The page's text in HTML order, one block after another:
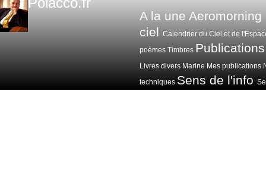
A la une Aeromorning
ciel Calendrier du Ciel et de
poèmes Timbres Publications
Livres divers Marine Mes publications
techniques Sens de l'info